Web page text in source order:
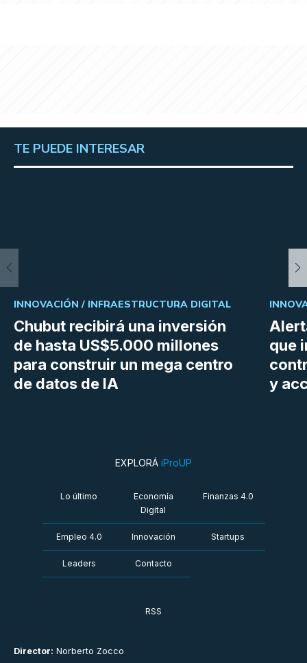
TE PUEDE INTERESAR
Chubut recibirá una inversión
de hasta US$5.000 millones
para construir un mega centro
de datos de IA
INNOVACIÓN / INFRAESTRUCTURA DIGITAL
que
y
Director: Norberto Zocco
EXPLORÁ iProUP
Lo último
Economía
Digital
Finanzas 4.0
Empleo 4.0 Innovación Startups
Leaders Contacto
RSS